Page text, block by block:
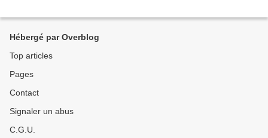
Hébergé par Overblog
Top articles
Pages
Contact
Signaler un abus
C.G.U.